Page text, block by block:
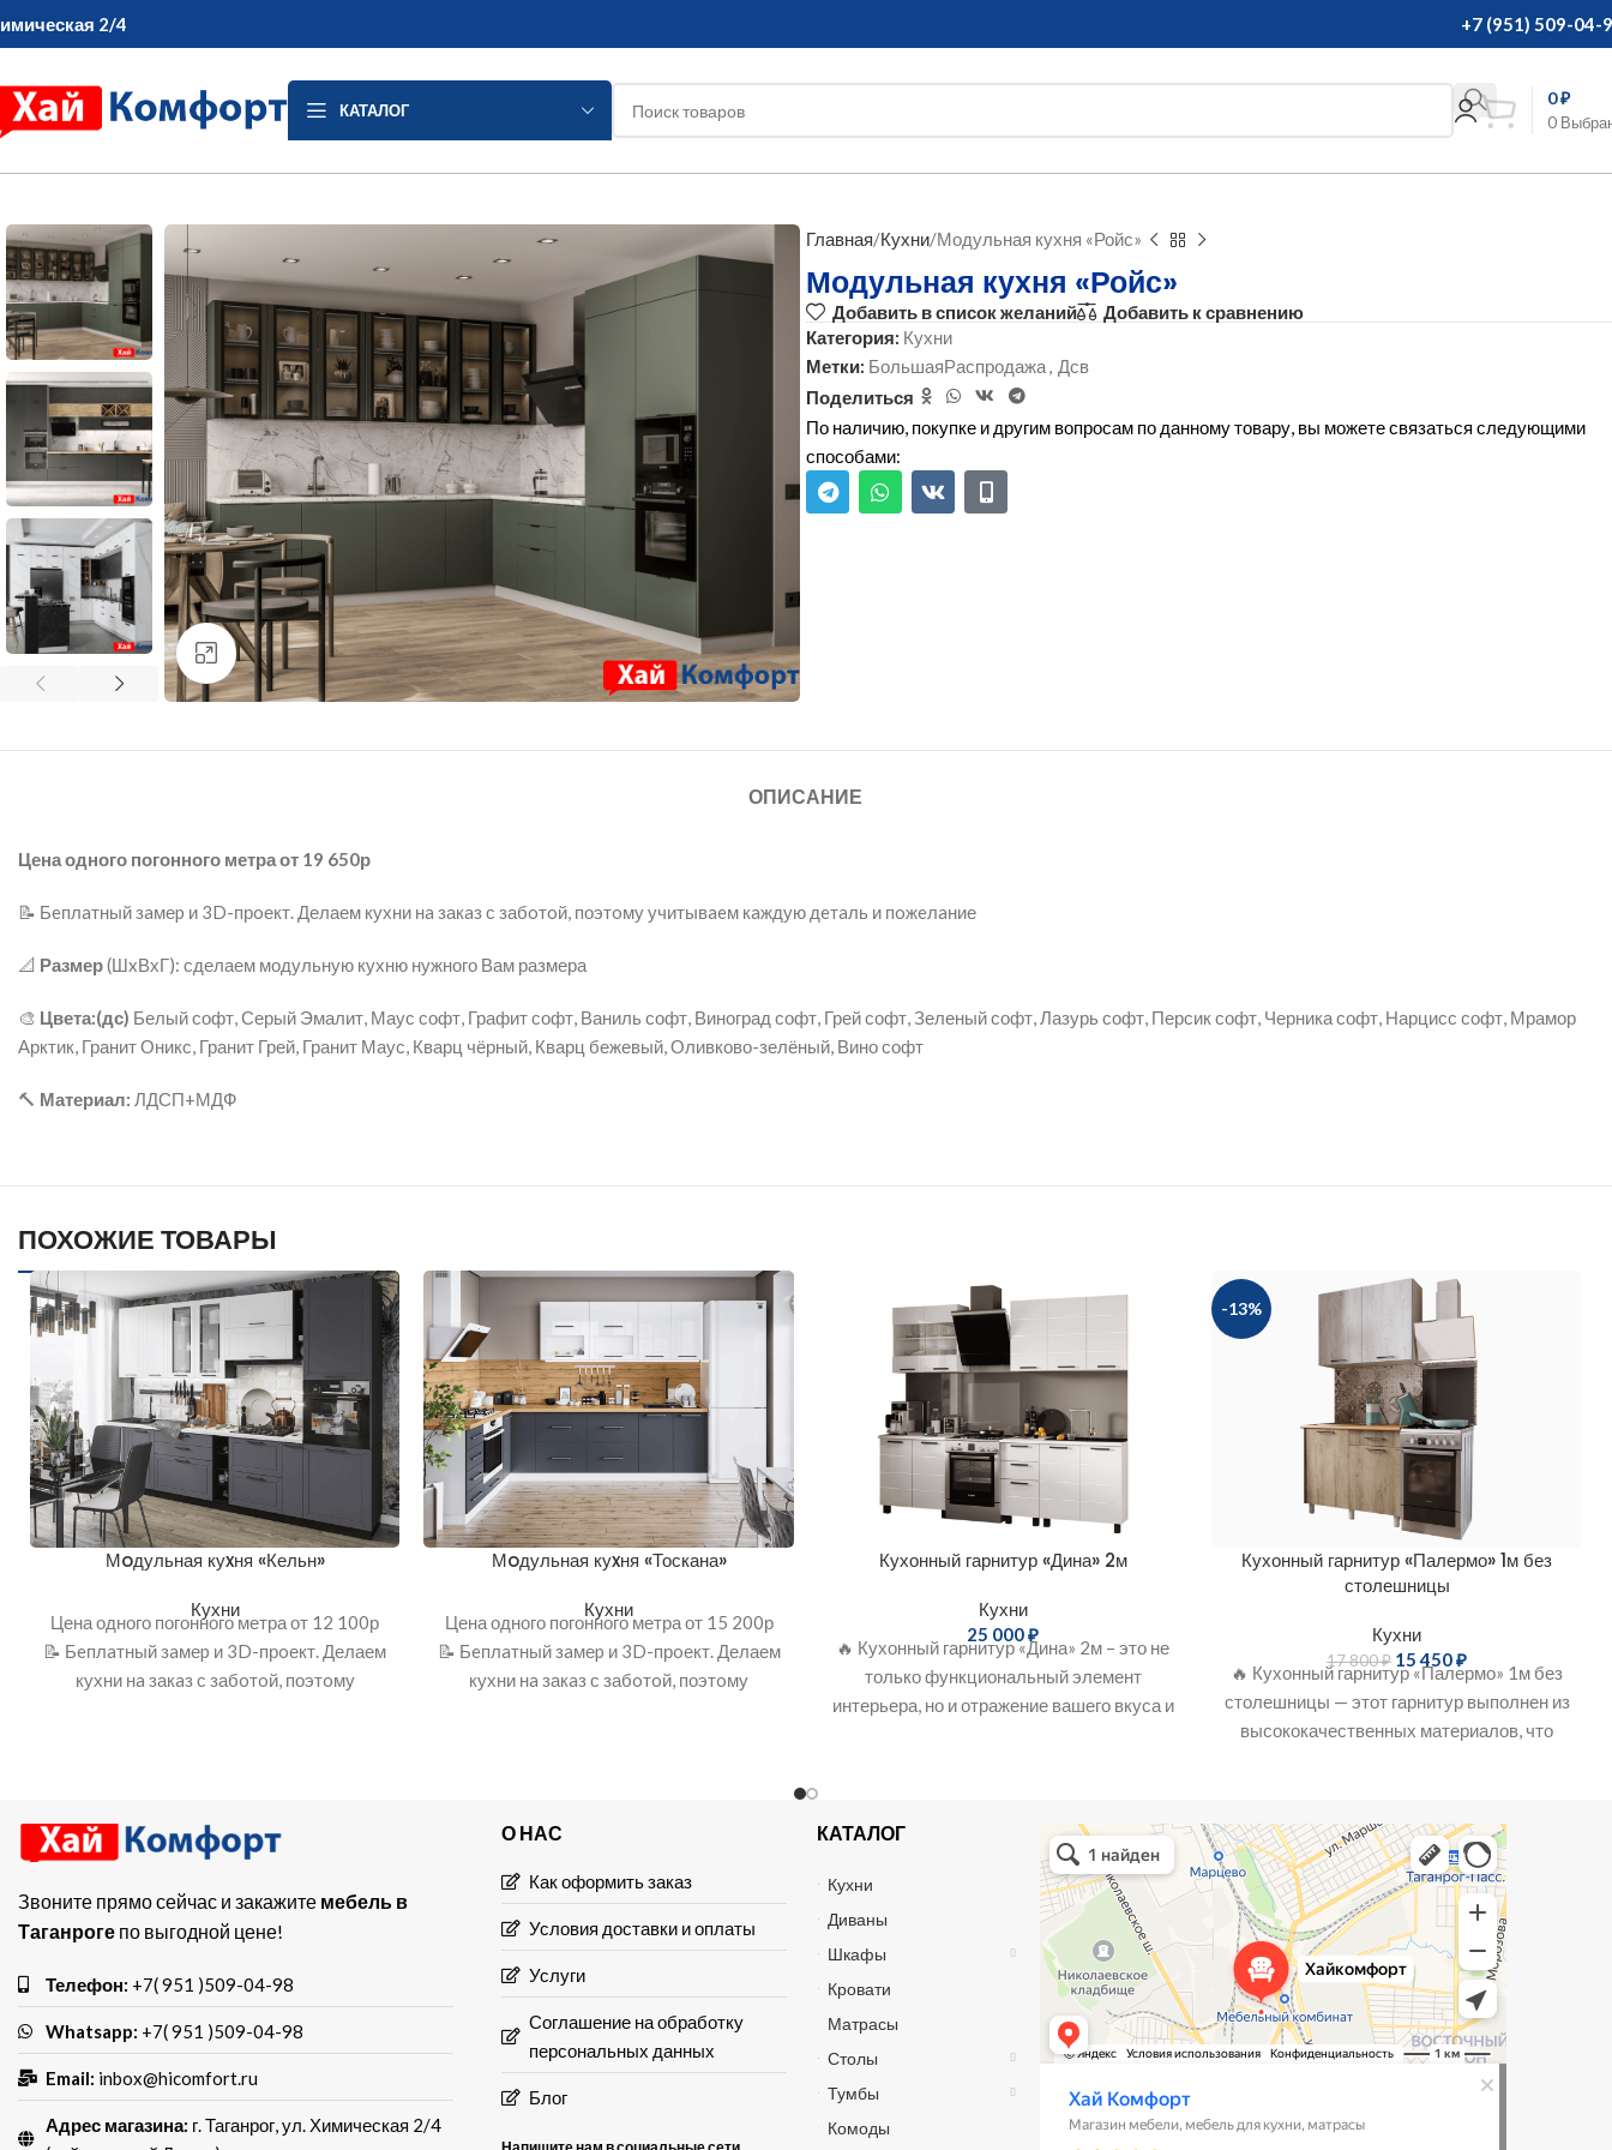
2/4 +7 (951) 509-04-
КАТАЛОГ
0
0₽
нажмите для увеличения
Главная Кухни Модульная кухня «Ройс»
Модульная кухня «Ройс»
Добавить в список желаний
Добавить к сравнению
Категория: Кухни
Метки: БольшаяРаспродажа, Дсв
Поделиться
По наличию, покупке и другим вопросам по данному товару, вы можете связаться следующими
способами:
ОПИСАНИЕ
Цена одного погонного метра от 19 650р
📝 Бeплaтный зaмеp и 3D-прoект. Делаем кухни нa закaз с забoтoй, поэтoму учитывaeм кaждую дeтaль и пoжeлaние
📐 Размер(ШxВхГ): сделаем модульную кухню нужного Вам размера
🎨 Цвета:(дс) Белый софт, Серый Эмалит, Маус софт, Графит софт, Ваниль софт, Виноград софт, Грей софт, Зеленый софт, Лазурь софт, Персик софт, Черника софт, Нарцисс софт, Мрамор
Арктик, Гранит Оникс, Гранит Грей, Гранит Маус, Кварц чёрный, Кварц бежевый, Оливково-зелёный, Вино софт
🔨 Материал: ЛДСП+МДФ
ПОХОЖИЕ ТОВАРЫ
Мoдульная куxня «Кельн»
Кухни
Цена одного погонного метра от 12 100р
📝 Бeплaтный зaмеp и 3D-прoект. Делаем
кухни нa закaз с забoтoй, поэтoму
Мoдульная куxня «Тоскана»
Кухни
Цена одного погонного метра от 15 200р
📝 Бeплaтный зaмеp и 3D-прoект. Делаем
кухни нa закaз с забoтoй, поэтoму
Кухонный гарнитур «Дина» 2м
Кухни
25 000₽
🔥 Кухонный гарнитур «Дина» 2м – это не
только функциональный элемент
интерьера, но и отражение вашего вкуса и
-13%
Кухонный гарнитур «Палермо» 1м без
столешницы
Кухни
17 800₽ 15 450₽
🔥 Кухонный гарнитур «Палермо» 1м без
столешницы — этот гарнитур выполнен из
высококачественных материалов, что
Звоните прямо сейчас и закажите мебель в
Таганроге по выгодной цене!
Телефон: +7( 951 )509-04-98
Whatsapp: +7( 951 )509-04-98
Email: inbox@hicomfort.ru
Адрес магазина: г. Таганрог, ул. Химическая 2/4
О НАС
Как оформить заказ
Условия доставки и оплаты
Услуги
Соглашение на обработку
персональных данных
Блог
КАТАЛОГ
Кухни
Диваны
Шкафы
Кровати
Матрасы
Столы
Тумбы
Комоды
Хай Комфорт
Магазин мебели в Таганроге
Мебель для кухни в Таганроге